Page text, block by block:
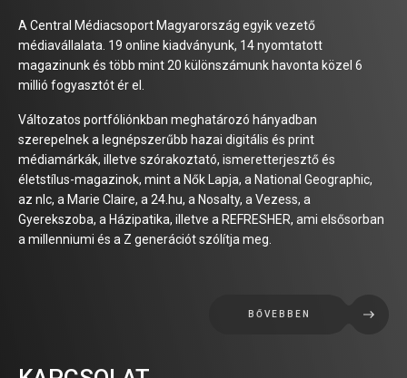
A Central Médiacsoport Magyarország egyik vezető
médiavállalata. 19 online kiadványunk, 14 nyomtatott
magazinunk és több mint 20 különszámunk havonta közel 6
millió fogyasztót ér el.
Változatos portfóliónkban meghatározó hányadban
szerepelnek a legnépszerűbb hazai digitális és print
médiamárkák, illetve szórakoztató, ismeretterjesztő és
életstílus-magazinok, mint a Nők Lapja, a National Geographic,
az nlc, a Marie Claire, a 24.hu, a Nosalty, a Vezess, a
Gyerekszoba, a Házipatika, illetve a REFRESHER, ami elsősorban
a millenniumi és a Z generációt szólítja meg.
BŐVEBBEN